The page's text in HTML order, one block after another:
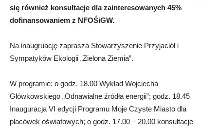
się również konsultacje dla zainteresowanych 45%
dofinansowaniem z NFOŚiGW.
Na inaugruację zaprasza Stowarzyszenie Przyjaciół i
Sympatyków Ekologii „Zielona Ziemia”.
W programie: o godz. 18.00 Wykład Wojciecha
Główkowskiego „Odnawialne źródła energii”; godz. 18.45
Inauguracja VI edycji Programu Moje Czyste Miasto dla
placówek oświatowych; o godz. 17.00 – 20.00 konsultacje